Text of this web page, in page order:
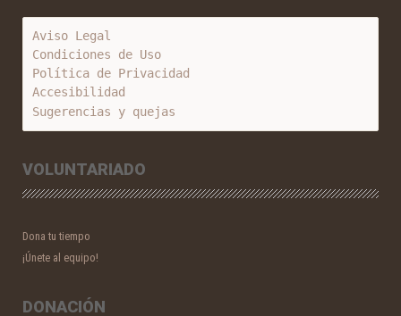
Aviso Legal
Condiciones de Uso
Política de Privacidad
Accesibilidad
Sugerencias y quejas
VOLUNTARIADO
Dona tu tiempo
¡Únete al equipo!
DONACIÓN